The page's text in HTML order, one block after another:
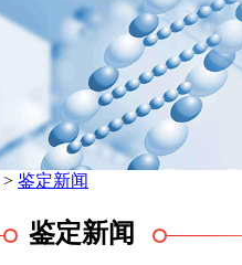
> 鉴定新闻
鉴定新闻